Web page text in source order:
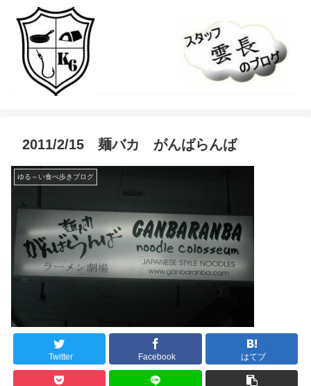
2011/2/15 麺バカ がんばらんば
ゆる～い食べ歩きブログ
Twitter Facebook はてブ